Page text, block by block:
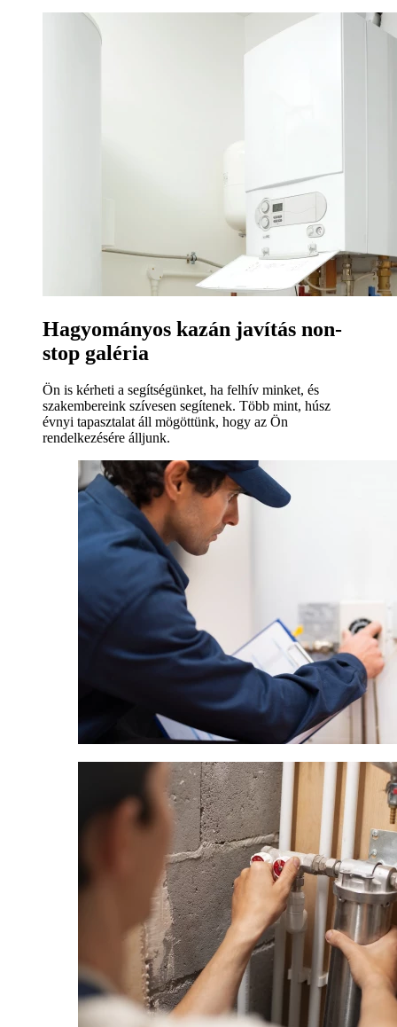
Hagyományos kazán javítás non-
stop galéria
Ön is kérheti a segítségünket, ha felhív minket, és
szakembereink szívesen segítenek. Több mint, húsz
évnyi tapasztalat áll mögöttünk, hogy az Ön
rendelkezésére álljunk.